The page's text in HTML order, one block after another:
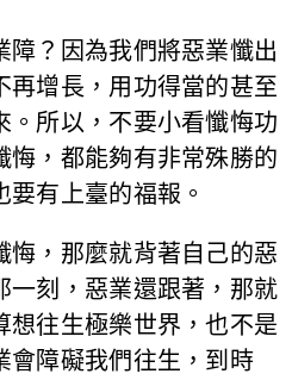
障？因為我們將惡業懺出
再增長，用功得當的甚至
。所以，不要小看懺悔功
悔，都能夠有非常殊勝的
有上臺的福報。
悔，那麼就背著自己的惡
一刻，惡業還跟著，那就
想往生極樂世界，也不是
會障礙我們往生，到時